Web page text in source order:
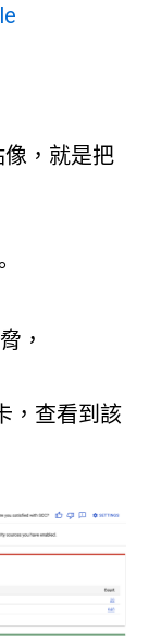
像，就是把
，
，查看到該